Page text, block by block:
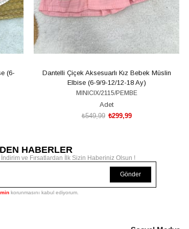
(6-
Dantelli Çiçek Aksesuarlı Kız Bebek Müslin
Elbise (6-9/9-12/12-18 Ay)
MINICIX/2115/PEMBE
Adet
₺299,99
₺549,99
HABERLER
ve Fırsatlardan İlk Sizin Haberiniz Olsun !
Gönder
korunmasını kabul ediyorum.